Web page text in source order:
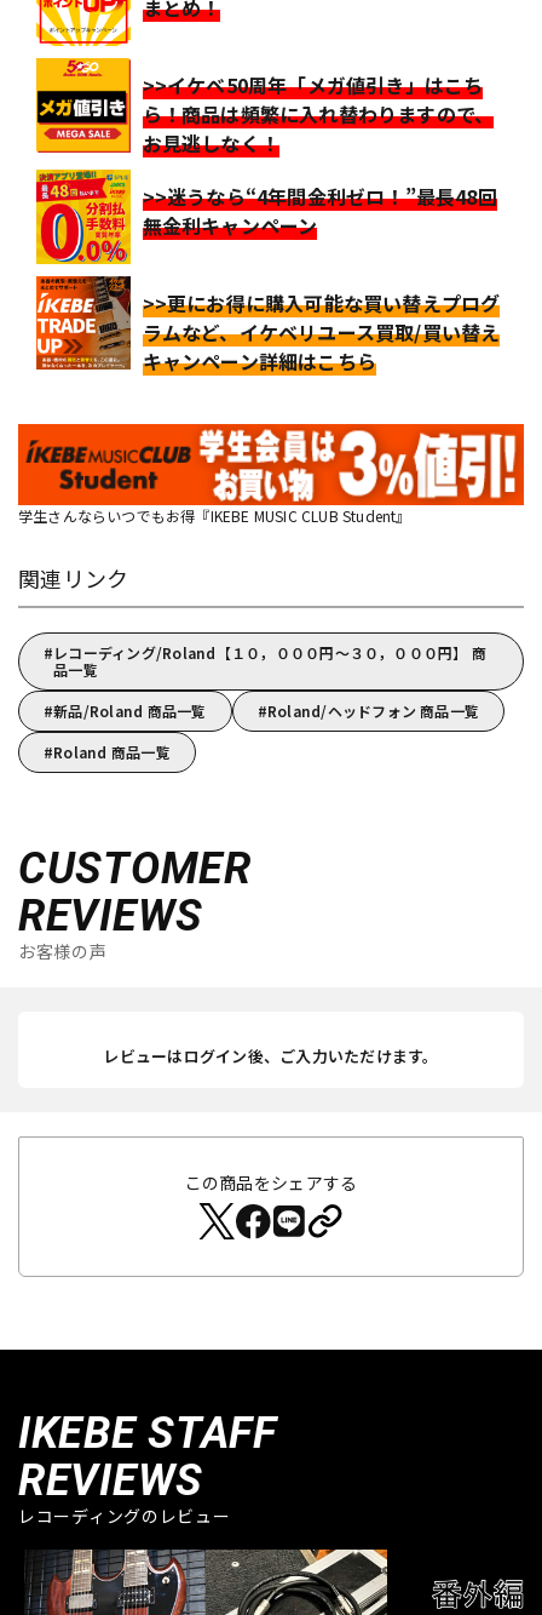
まとめ！
>>イケベ50周年「メガ値引き」はこち
ら！商品は頻繁に入れ替わりますので、
お見逃しなく！
>>迷うなら“4年間金利ゼロ！”最長48回
無金利キャンペーン
>>更にお得に購入可能な買い替えプログ
ラムなど、イケベリユース買取/買い替え
キャンペーン詳細はこちら
学生さんならいつでもお得『IKEBE MUSIC CLUB Student』
関連リンク
レコーディング/Roland【１０，０００円～３０，０００円】 商
品一覧
新品/Roland 商品一覧
Roland/ヘッドフォン 商品一覧
Roland 商品一覧
CUSTOMER
REVIEWS
お客様の声
レビューはログイン後、ご入力いただけます。
この商品をシェアする
IKEBE STAFF
REVIEWS
レコーディングのレビュー